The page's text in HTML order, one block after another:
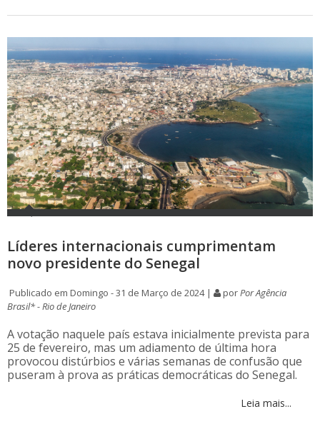
Líderes internacionais cumprimentam
novo presidente do Senegal
Publicado em Domingo - 31 de Março de 2024 | porPor Agência
Brasil* - Rio de Janeiro
A votação naquele país estava inicialmente prevista para
25 de fevereiro, mas um adiamento de última hora
provocou distúrbios e várias semanas de confusão que
puseram à prova as práticas democráticas do Senegal.
Leia mais...